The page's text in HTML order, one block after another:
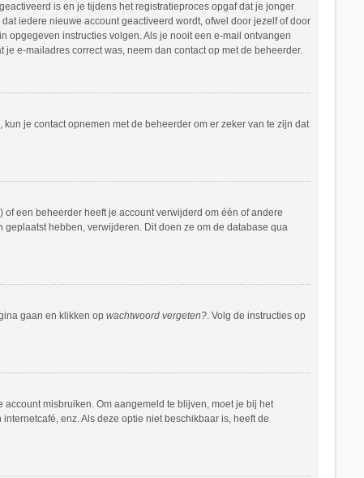
is en je tijdens het registratieproces opgaf dat je jonger
iedere nieuwe account geactiveerd wordt, ofwel door jezelf of door
opgegeven instructies volgen. Als je nooit een e-mail ontvangen
e-mailadres correct was, neem dan contact op met de beheerder.
je contact opnemen met de beheerder om er zeker van te zijn dat
een beheerder heeft je account verwijderd om één of andere
hebben, verwijderen. Dit doen ze om de database qua
gaan en klikken op wachtwoord vergeten?. Volg de instructies op
misbruiken. Om aangemeld te blijven, moet je bij het
enz. Als deze optie niet beschikbaar is, heeft de